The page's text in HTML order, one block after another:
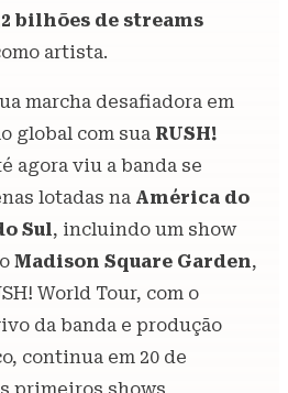
bilhões de streams
artista.
marcha desafiadora em
global com sua RUSH!
agora viu a banda se
lotadas na América do
Sul, incluindo um show
Madison Square Garden,
World Tour, com o
da banda e produção
continua em 20 de